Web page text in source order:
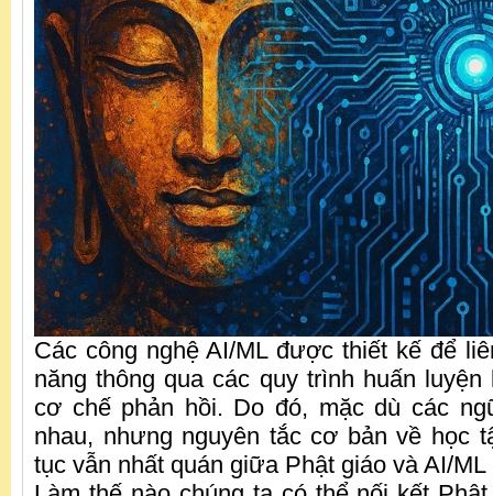
Các công nghệ AI/ML được thiết kế để
năng thông qua các quy trình huấn
cơ chế phản hồi. Do đó, mặc dù các
nhau, nhưng nguyên tắc cơ bản về học
tục vẫn nhất quán giữa Phật giáo và AI/ML